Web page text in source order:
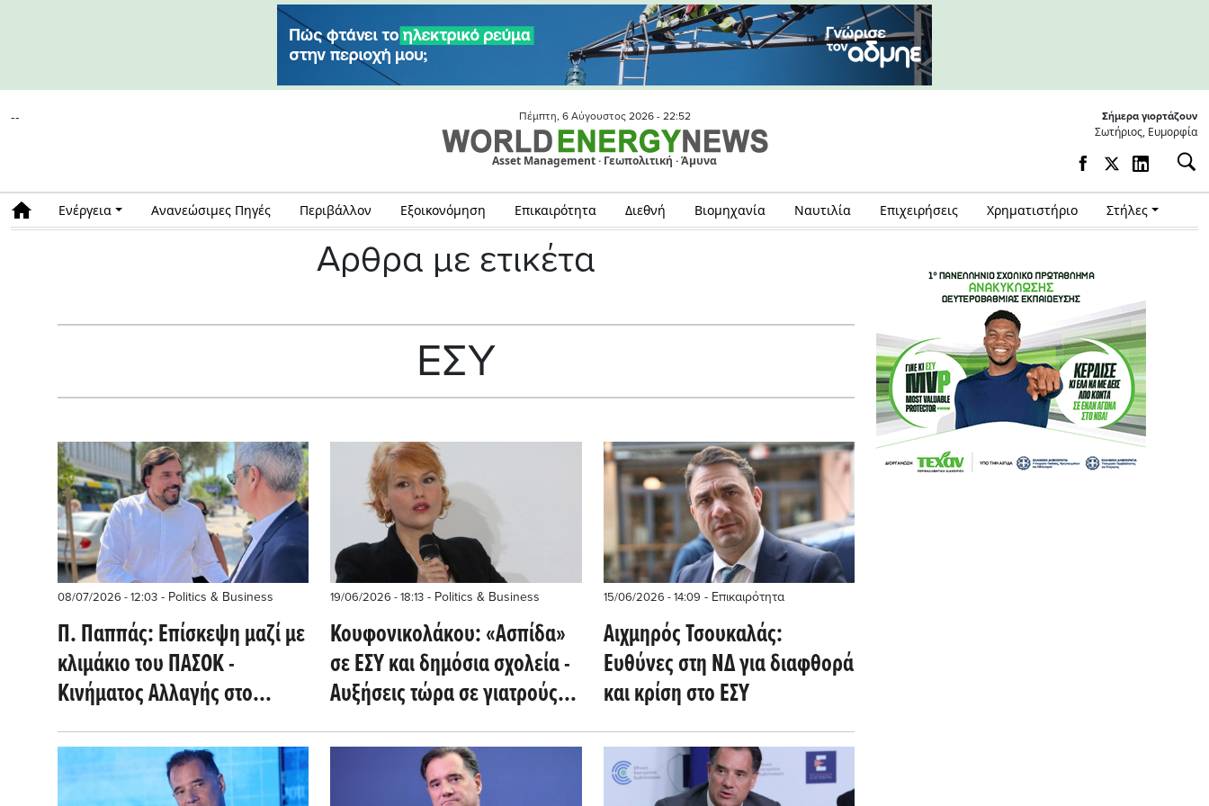
-- Πέμπτη, 6 Αύγουστος 2026 - 22:52
Asset Management · Γεωπολιτική · Άμυνα
Σήμερα γιορτάζουν
Σωτήριος, Ευμορφία
Ενέργεια Ανανεώσιμες Πηγές Περιβάλλον Εξοικονόμηση Επικαιρότητα Διεθνή Βιομηχανία Ναυτιλία Επιχειρήσεις Χρηματιστήριο Στήλες
Αρθρα με ετικέτα
ΕΣΥ
08/07/2026 - 12:03 - Politics & Business
Π. Παππάς: Επίσκεψη μαζί με
κλιμάκιο του ΠΑΣΟΚ -
Κινήματος Αλλαγής στο
Κέντρο Υγείας Καλλιθέας
19/06/2026 - 18:13 - Politics & Business
Κουφονικολάκου: «Ασπίδα»
σε ΕΣΥ και δημόσια σχολεία -
Αυξήσεις τώρα σε γιατρούς,
νοσηλευτές και
εκπαιδευτικούς
15/06/2026 - 14:09 - Επικαιρότητα
Αιχμηρός Τσουκαλάς:
Ευθύνες στη ΝΔ για διαφθορά
και κρίση στο ΕΣΥ